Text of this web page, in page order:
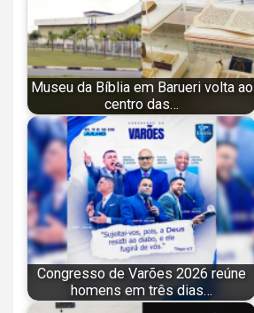
Museu da Bíblia em Barueri volta ao
centro das…
Congresso de Varões 2026 reúne
homens em três dias…